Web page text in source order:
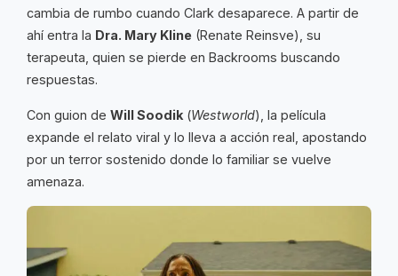
cambia de rumbo cuando Clark desaparece. A partir de
ahí entra la Dra. Mary Kline (Renate Reinsve), su
terapeuta, quien se pierde en Backrooms buscando
respuestas.
Con guion de Will Soodik(Westworld), la película
expande el relato viral y lo lleva a acción real, apostando
por un terror sostenido donde lo familiar se vuelve
amenaza.